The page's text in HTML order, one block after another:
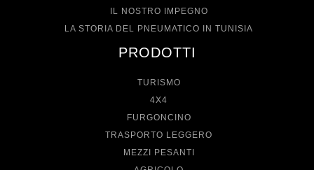
IL NOSTRO IMPEGNO
LA STORIA DEL PNEUMATICO IN TUNISIA
PRODOTTI
TURISMO
4X4
FURGONCINO
TRASPORTO LEGGERO
MEZZI PESANTI